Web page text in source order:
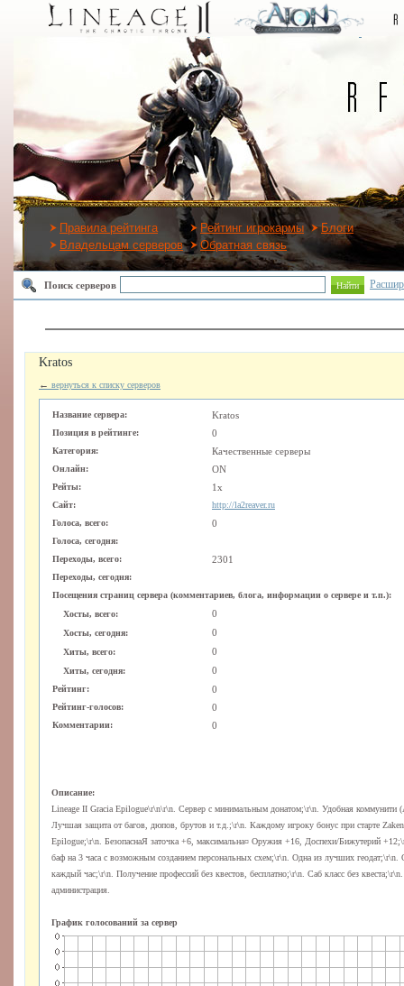
Правила рейтинга Рейтинг игрокармы
Блоги
Владельцам серверов
Обратная связь
Поиск серверов Найти
Kratos
← вернуться к списку серверов
Название сервера: Kratos
Позиция в рейтинге: 0
Категория: Качественные серверы
Онлайн: ON
Рейты: 1x
Сайт:
http://la2reaver.ru
Голоса, всего:
0
Голоса, сегодня:
Переходы, всего:
2301
Переходы, сегодня:
Посещения страниц сервера (комментариев, блога, информации о сервере и т.п.):
Хосты, всего:
0
Хосты, сегодня: 0
Хиты, всего: 0
Хиты, сегодня: 0
Рейтинг: 0
Рейтинг-голосов: 0
Комментарии: 0
Описание:
Lineage II Gracia Epilogue\r\n\r\n. Сервер с минимальным донатом;\r\n. Удобная
Лучшая защита от багов, дюпов, брутов и т.д.;\r\n. Каждому игроку бонус при старте
Epilogue;\r\n. БезопаснаЯ заточка +6, максимальна¤ Оружия +16, Доспехи/Бижутерий
баф на 3 часа с возможным созданием персональных схем;\r\n. Одна из лучших
каждый час;\r\n. Получение профессий без квестов, бесплатно;\r\n. Саб класс без
администрация.
График голосований за сервер